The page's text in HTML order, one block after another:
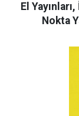
El
Nokta